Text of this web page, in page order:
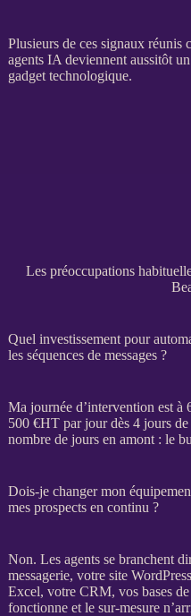
Plusieurs de ces signaux réunis
agents IA deviennent aussitôt
gadget technologique.
Les préoccupations
Quel investissement pour
les séquences de messages ?
Ma journée d’intervention est à
500 €HTpar jour dès 4 jours de
nombre de jours en amont : le
Dois-je changer mon
mes prospects en continu ?
Non. Les agentsse branchent
messagerie, votre site WordPress
Excel, votre CRM, vos bases
fonctionne et le sur-mesure